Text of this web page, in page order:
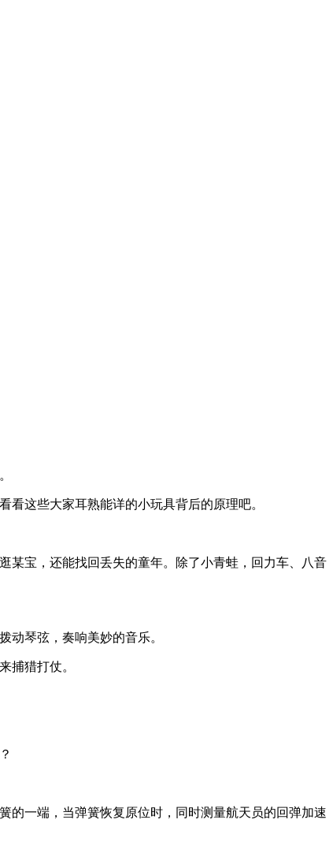
看这些大家耳熟能详的小玩具背后的原理吧。
宝，还能找回丢失的童年。除了小青蛙，回力车、八音
动琴弦，奏响美妙的音乐。
捕猎打仗。
的一端，当弹簧恢复原位时，同时测量航天员的回弹加速